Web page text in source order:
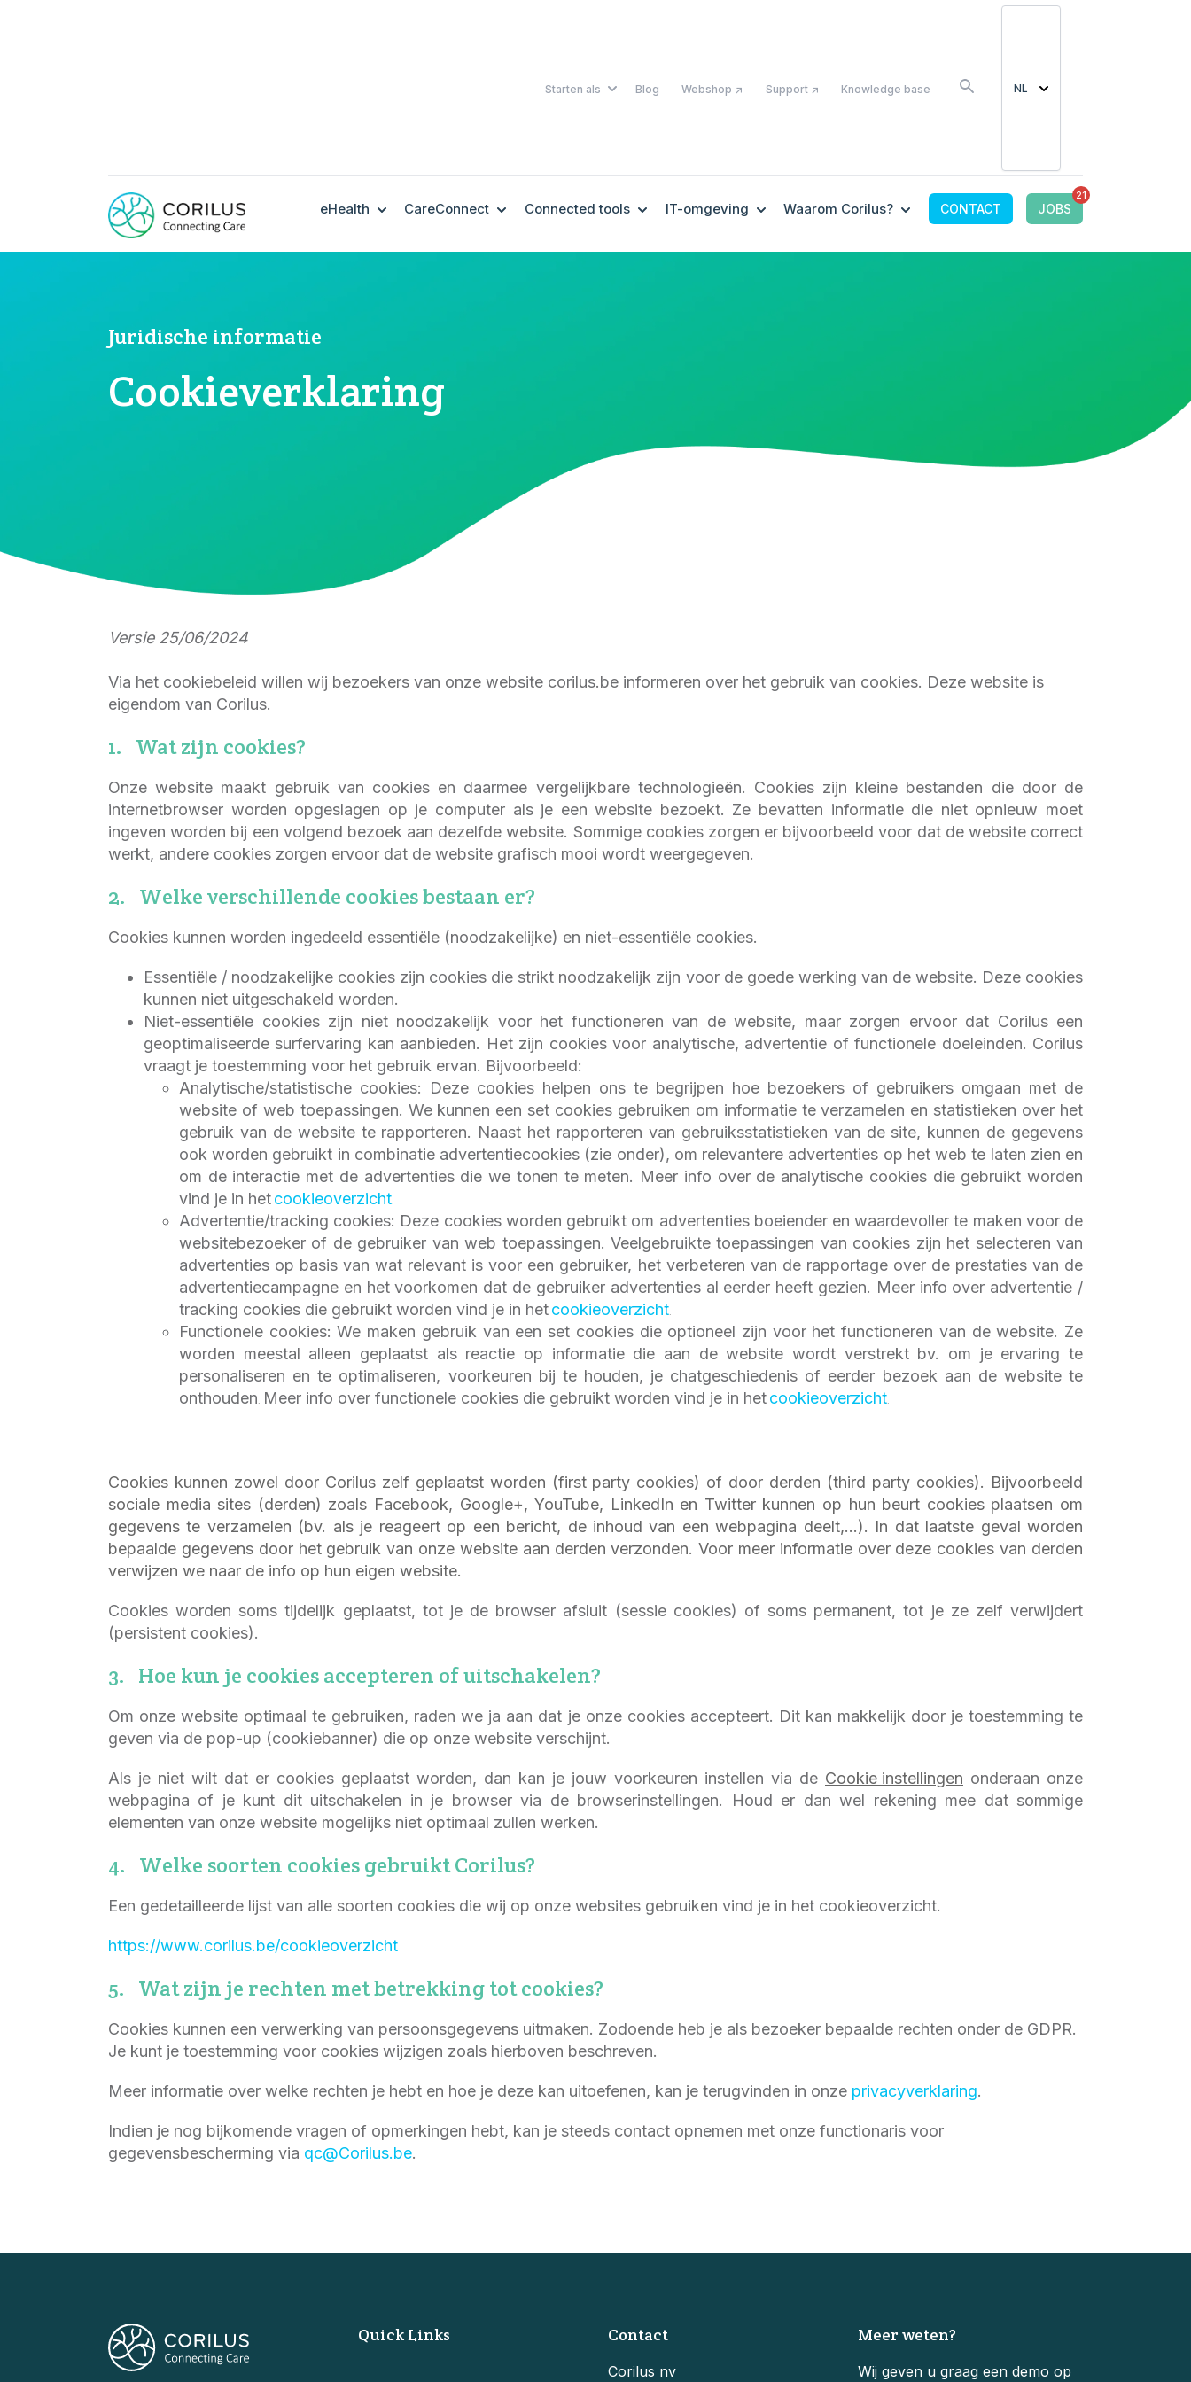
Starten als SHOW SUBMENU FOR STARTEN ALS
Blog Webshop ↗ Support ↗ Knowledge base NL
eHealth SHOW SUBMENU FOR EHEALTH
CareConnect SHOW SUBMENU FOR CARECONNECT
Connected tools SHOW SUBMENU FOR CONNECTED TOOLS
IT-omgeving SHOW SUBMENU FOR IT-OMGEVING
Waarom Corilus? SHOW SUBMENU FOR WAAROM CORILUS?
CONTACT JOBS
21
Juridische informatie
Cookieverklaring
Versie 25/06/2024
Via het cookiebeleid willen wij bezoekers van onze website corilus.be informeren over het gebruik van cookies. Deze website is
eigendom van Corilus.
1. Wat zijn cookies?
Onze website maakt gebruik van cookies en daarmee vergelijkbare technologieën. Cookies zijn kleine bestanden die door de
internetbrowser worden opgeslagen op je computer als je een website bezoekt. Ze bevatten informatie die niet opnieuw moet
ingeven worden bij een volgend bezoek aan dezelfde website. Sommige cookies zorgen er bijvoorbeeld voor dat de website correct
werkt, andere cookies zorgen ervoor dat de website grafisch mooi wordt weergegeven.
2. Welke verschillende cookies bestaan er?
Cookies kunnen worden ingedeeld essentiële (noodzakelijke) en niet-essentiële cookies.
Essentiële / noodzakelijke cookies zijn cookies die strikt noodzakelijk zijn voor de goede werking van de website. Deze cookies
kunnen niet uitgeschakeld worden.
Niet-essentiële cookies zijn niet noodzakelijk voor het functioneren van de website, maar zorgen ervoor dat Corilus een
geoptimaliseerde surfervaring kan aanbieden. Het zijn cookies voor analytische, advertentie of functionele doeleinden. Corilus
vraagt je toestemming voor het gebruik ervan. Bijvoorbeeld:
Analytische/statistische cookies: Deze cookies helpen ons te begrijpen hoe bezoekers of gebruikers omgaan met de
website of web toepassingen. We kunnen een set cookies gebruiken om informatie te verzamelen en statistieken over het
gebruik van de website te rapporteren. Naast het rapporteren van gebruiksstatistieken van de site, kunnen de gegevens
ook worden gebruikt in combinatie advertentiecookies (zie onder), om relevantere advertenties op het web te laten zien en
om de interactie met de advertenties die we tonen te meten. Meer info over de analytische cookies die gebruikt worden
vind je in hetcookieoverzicht
Advertentie/tracking cookies: Deze cookies worden gebruikt om advertenties boeiender en waardevoller te maken voor de
websitebezoeker of de gebruiker van web toepassingen. Veelgebruikte toepassingen van cookies zijn het selecteren van
advertenties op basis van wat relevant is voor een gebruiker, het verbeteren van de rapportage over de prestaties van de
advertentiecampagne en het voorkomen dat de gebruiker advertenties al eerder heeft gezien. Meer info over advertentie /
tracking cookies die gebruikt worden vind je in hetcookieoverzicht
Functionele cookies: We maken gebruik van een set cookies die optioneel zijn voor het functioneren van de website. Ze
worden meestal alleen geplaatst als reactie op informatie die aan de website wordt verstrekt bv. om je ervaring te
personaliseren en te optimaliseren, voorkeuren bij te houden, je chatgeschiedenis of eerder bezoek aan de website te
onthouden Meer info over functionele cookies die gebruikt worden vind je in hetcookieoverzicht
Cookies kunnen zowel door Corilus zelf geplaatst worden (first party cookies) of door derden (third party cookies). Bijvoorbeeld
sociale media sites (derden) zoals Facebook, Google+, YouTube, LinkedIn en Twitter kunnen op hun beurt cookies plaatsen om
gegevens te verzamelen (bv. als je reageert op een bericht, de inhoud van een webpagina deelt,...). In dat laatste geval worden
bepaalde gegevens door het gebruik van onze website aan derden verzonden. Voor meer informatie over deze cookies van derden
verwijzen we naar de info op hun eigen website.
Cookies worden soms tijdelijk geplaatst, tot je de browser afsluit (sessie cookies) of soms permanent, tot je ze zelf verwijdert
(persistent cookies).
3. Hoe kun je cookies accepteren of uitschakelen?
Om onze website optimaal te gebruiken, raden we ja aan dat je onze cookies accepteert. Dit kan makkelijk door je toestemming te
geven via de pop-up (cookiebanner) die op onze website verschijnt.
Als je niet wilt dat er cookies geplaatst worden, dan kan je jouw voorkeuren instellen via de Cookie instellingen onderaan onze
webpagina of je kunt dit uitschakelen in je browser via de browserinstellingen. Houd er dan wel rekening mee dat sommige
elementen van onze website mogelijks niet optimaal zullen werken.
4. Welke soorten cookies gebruikt Corilus?
Een gedetailleerde lijst van alle soorten cookies die wij op onze websites gebruiken vind je in het cookieoverzicht.
https://www.corilus.be/cookieoverzicht
5. Wat zijn je rechten met betrekking tot cookies?
Cookies kunnen een verwerking van persoonsgegevens uitmaken. Zodoende heb je als bezoeker bepaalde rechten onder de GDPR.
Je kunt je toestemming voor cookies wijzigen zoals hierboven beschreven.
Meer informatie over welke rechten je hebt en hoe je deze kan uitoefenen, kan je terugvinden in onze privacyverklaring.
Indien je nog bijkomende vragen of opmerkingen hebt, kan je steeds contact opnemen met onze functionaris voor
gegevensbescherming via qc@Corilus.be.
Quick Links Contact
Corilus nv
Meer weten?
Wij geven u graag een demo op